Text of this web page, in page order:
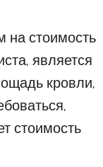
стоимость
является
кровли,
стоимость